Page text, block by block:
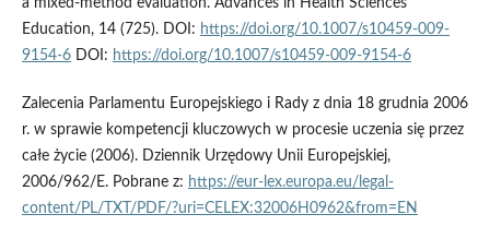
a mixed-method evaluation. Advances in Health Sciences
Education, 14 (725). DOI: https://doi.org/10.1007/s10459-009-
9154-6DOI: https://doi.org/10.1007/s10459-009-9154-6
Zalecenia Parlamentu Europejskiego i Rady z dnia 18 grudnia 2006
r. w sprawie kompetencji kluczowych w procesie uczenia się przez
całe życie (2006). Dziennik Urzędowy Unii Europejskiej,
2006/962/E. Pobrane z: https://eur-lex.europa.eu/legal-
content/PL/TXT/PDF/?uri=CELEX:32006H0962&from=EN